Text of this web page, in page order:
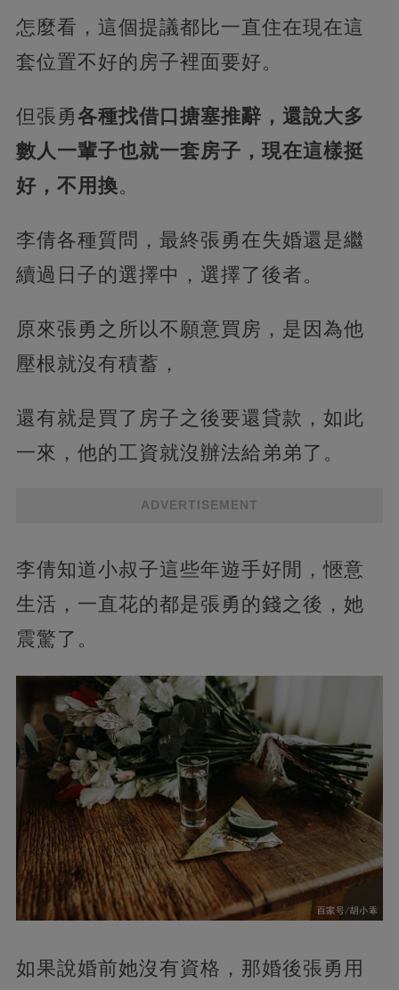
怎麼看，這個提議都比一直住在現在這
套位置不好的房子裡面要好。
但張勇各種找借口搪塞推辭，還說大多
數人一輩子也就一套房子，現在這樣挺
好，不用換。
李倩各種質問，最終張勇在失婚還是繼
續過日子的選擇中，選擇了後者。
原來張勇之所以不願意買房，是因為他
壓根就沒有積蓄，
還有就是買了房子之後要還貸款，如此
一來，他的工資就沒辦法給弟弟了。
ADVERTISEMENT
李倩知道小叔子這些年遊手好閒，愜意
生活，一直花的都是張勇的錢之後，她
震驚了。
如果說婚前她沒有資格，那婚後張勇用